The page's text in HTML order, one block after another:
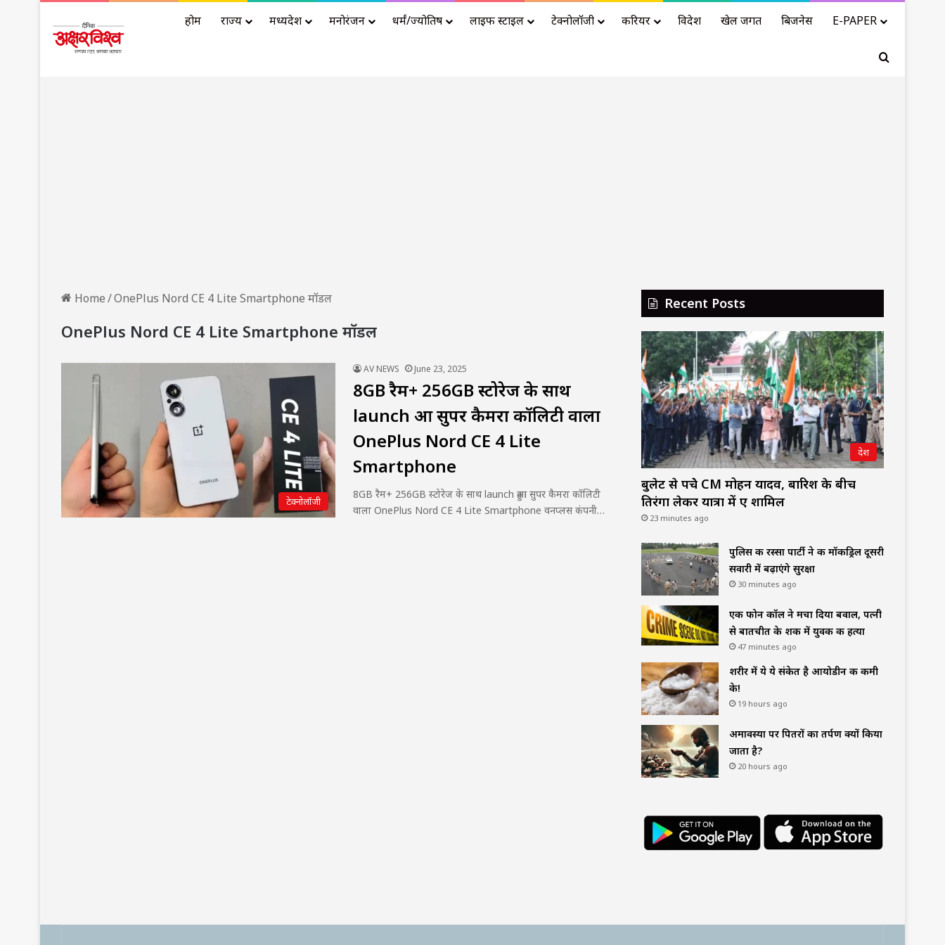
होम राज्य मध्यप्रदेश मनोरंजन धर्मं/ज्योतिष लाइफ स्टाइल टेक्नोलॉजी करियर विदेश खेल जगत बिजनेस E-PAPER
Search for
Home/OnePlus Nord CE 4 Lite Smartphone मॉडल
OnePlus Nord CE 4 Lite Smartphone मॉडल
टेक्नोलॉजी
AV NEWS June 23, 2025
8GB रैम+ 256GB स्टोरेज के साथ
launch हुआ सुपर कैमरा कॉलिटी वाला
OnePlus Nord CE 4 Lite
Smartphone
8GB रैम+ 256GB स्टोरेज के साथ launch हुआ सुपर कैमरा कॉलिटी
वाला OnePlus Nord CE 4 Lite Smartphone वनप्लस कंपनी…
Recent Posts
देश
बुलेट से पहुंचे CM मोहन यादव, बारिश के बीच
तिरंगा लेकर यात्रा में हुए शामिल
23 minutes ago
पुलिस की रस्सा पार्टी ने की मॉकड्रिल दूसरी
सवारी में बढ़ाएंगे सुरक्षा
30 minutes ago
एक फोन कॉल ने मचा दिया बवाल, पत्नी
से बातचीत के शक में युवक की हत्या
47 minutes ago
शरीर में ये ये संकेत है आयोडीन की कमी
के!
19 hours ago
अमावस्या पर पितरों का तर्पण क्यों किया
जाता है?
20 hours ago